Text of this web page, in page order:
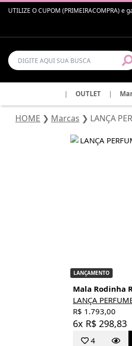
UTILIZE O CUPOM (PRIMEIRACOMPRA)
| OUTLET |
HOME ❯ Marcas ❯ LANÇA
LANÇAMENTO
Mala Rodinha
LANÇA
R$ 1.793,00
6x R$ 298,83
4